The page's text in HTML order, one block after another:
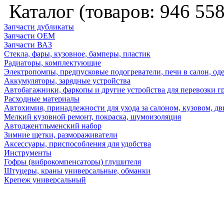
Каталог (товаров: 946
Запчасти дубликаты
Запчасти ОЕМ
Запчасти ВАЗ
Стекла, фары, кузовное, бамперы, пластик
Радиаторы, комплектующие
Электропомпы, предпусковые подогреватели, печи в салон,
Аккумуляторы, зарядные устройства
Автобагажники, фаркопы и другие устройства для перевозки
Расходные материалы
Автохимия, принадлежности для ухода за салоном, кузовом,
Мелкий кузовной ремонт, покраска, шумоизоляция
Автоджентльменский набор
Зимние щетки, размораживатели
Аксессуары, приспособления для удобства
Инструменты
Гофры (виброкомпенсаторы) глушителя
Штуцеры, краны универсальные, обманки
Крепеж универсальный